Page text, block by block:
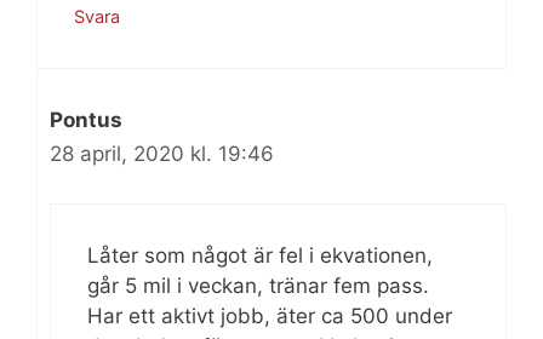
Svara
Pontus
28 april, 2020 kl. 19:46
Låter som något är fel i ekvationen,
går 5 mil i veckan, tränar fem pass.
Har ett aktivt jobb, äter ca 500 under